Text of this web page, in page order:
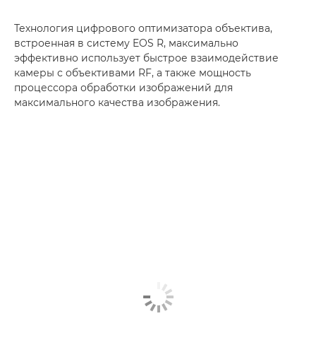
Технология цифрового оптимизатора объектива,
встроенная в систему EOS R, максимально
эффективно использует быстрое взаимодействие
камеры с объективами RF, а также мощность
процессора обработки изображений для
максимального качества изображения.